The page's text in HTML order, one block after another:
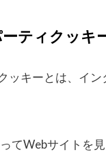
ティクッキ
ッキーとは、イ
てWebサイトを